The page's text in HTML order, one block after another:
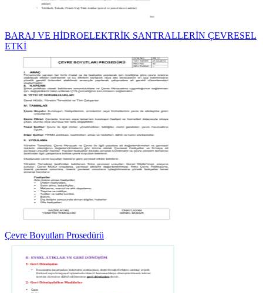
BARAJ VE HİDROELEKTRİK SANTRALLERİN ÇEVRESEL
ETKİ
Çevre Boyutları Prosedürü